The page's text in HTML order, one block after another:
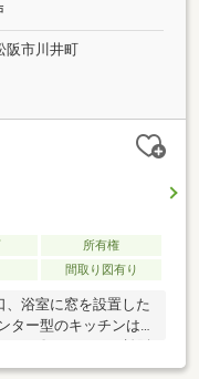
阪市川井町
所有権
間取り図有り
、浴室に窓を設置した
ター型のキッチンは
利です〇鈴の森公園